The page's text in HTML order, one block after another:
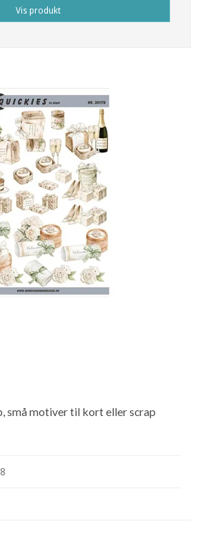
Vis produkt
små motiver til kort eller scrap